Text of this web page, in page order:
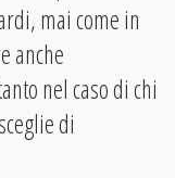
mai come in
anche
nel caso di chi
di